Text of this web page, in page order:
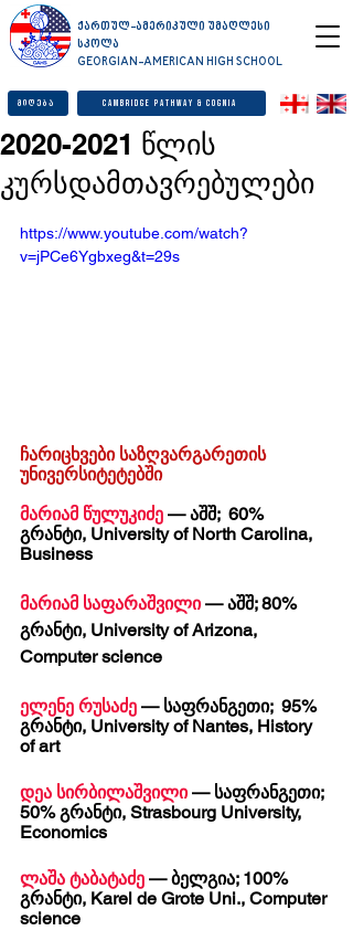
ქართულ-ამერიკული უმაღლესი
სკოლა
GEORGIAN-AMERICAN HIGH SCHOOL
მიღება Cambridge Pathway & Cognia
2020-2021 წლის
კურსდამთავრებულები
https://www.youtube.com/watch?
v=jPCe6Ygbxeg&t=29s
ჩარიცხვები საზღვარგარეთის
უნივერსიტეტებში
მარიამ წულუკიძე — აშშ;  60%
გრანტი, University of North Carolina,
Business
მარიამ საფარაშვილი — აშშ; 80%
გრანტი, University of Arizona,
Computer science
ელენე რუსაძე — საფრანგეთი;  95%
გრანტი, University of Nantes, History
of art
დეა სირბილაშვილი — საფრანგეთი;
50% გრანტი, Strasbourg University,
Economics
ლაშა ტაბატაძე — ბელგია; 100%
გრანტი, Karel de Grote Uni., Computer
science